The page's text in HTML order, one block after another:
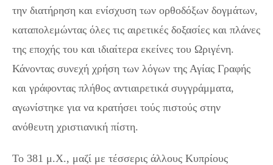
την διατήρηση και ενίσχυση των ορθοδόξων δογμάτων,
καταπολεμώντας όλες τις αιρετικές δοξασίες και πλάνες
της εποχής του και ιδιαίτερα εκείνες του Ωριγένη.
Κάνοντας συνεχή χρήση των λόγων της Αγίας Γραφής
και γράφοντας πλήθος αντιαιρετικά συγγράμματα,
αγωνίστηκε για να κρατήσει τούς πιστούς στην
ανόθευτη χριστιανική πίστη.
Το 381 μ.Χ., μαζί με τέσσερις άλλους Κυπρίους